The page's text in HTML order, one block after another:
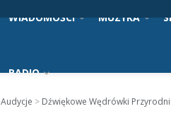
WIADOMOŚCI MUZYKA
RADIO
Audycje > Dźwiękowe Wędrówki